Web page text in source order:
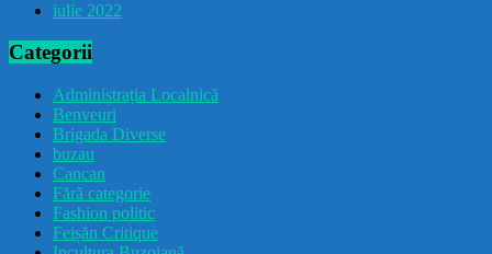
iulie 2022
Categorii
Administrația Localnică
Benveuri
Brigada Diverse
buzau
Cancan
Fără categorie
Fashion politic
Feișăn Critique